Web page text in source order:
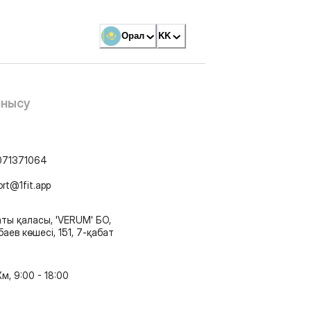
Орал KK
қаласы, 'VERUM' БО,
көшесі, 151, 7-қабат
9:00 - 18:00